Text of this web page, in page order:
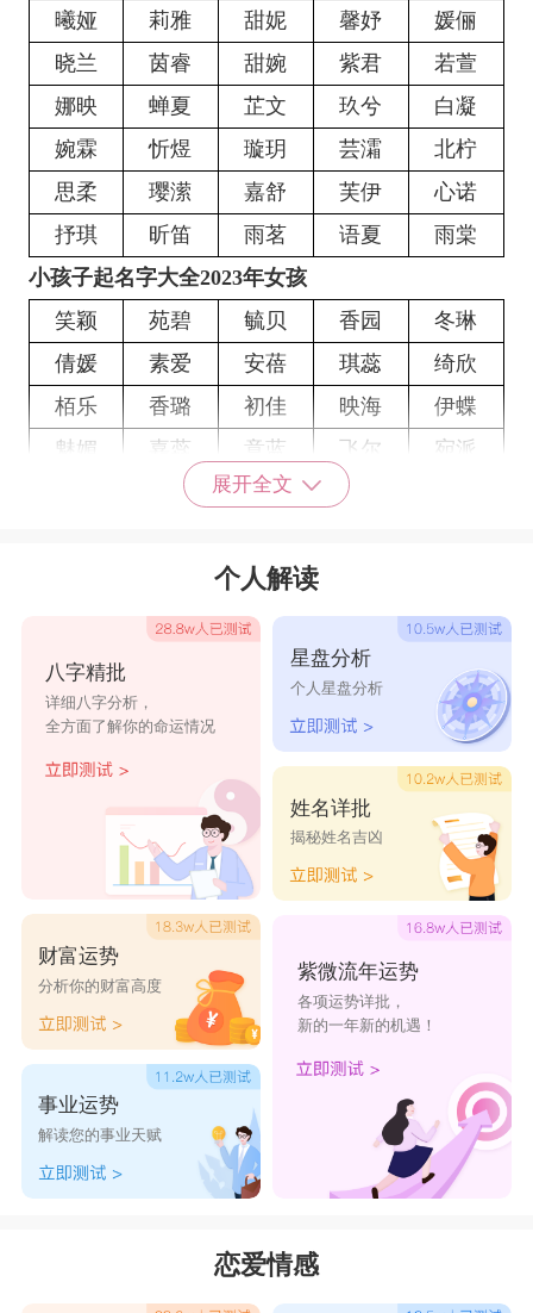
曦娅
莉雅 甜妮 馨妤
媛俪
晓兰
茵睿 甜婉 紫君
若萱
娜映
蝉夏 芷文 玖兮
白凝
婉霖
忻煜 璇玥 芸灀
北柠
思柔
璎潆 嘉舒 芙伊
心诺
抒琪
昕笛 雨茗 语夏
雨棠
小孩子起名字大全2023年女孩
笑颖
苑碧 毓贝 香园
冬琳
倩媛
素爱 安蓓 琪蕊
绮欣
栢乐
香璐 初佳 映海
伊蝶
魅媚
嘉蕊 意蓝 飞尔
宛派
涵瑗 佳苛 蓝璐
潼秋
羽恋 亦甜 琪庭
芷洁
静爱
碧菡
盼妤
虞静
菲娜
欣华 童馨 绮嫣
展开全文
个人解读
八字精批
详细八字分析，
全方面了解你的命运情况
财富运势
分析你的财富高度
事业运势
解读您的事业天赋
星盘分析
个人星盘分析
姓名详批
揭秘姓名吉凶
紫微流年运势
各项运势详批，
新的一年新的机遇！
恋爱情感